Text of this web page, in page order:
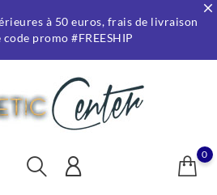
à 50 euros, frais de livraison
promo #FREESHIP
0